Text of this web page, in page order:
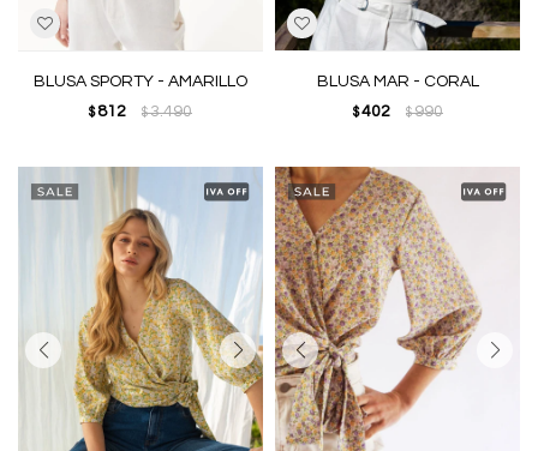
BLUSA SPORTY - AMARILLO
$ 812 $3.490
BLUSA MAR - CORAL
$ 402 $990